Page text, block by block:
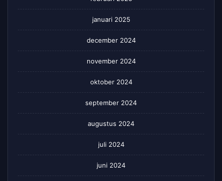
januari 2025
december 2024
november 2024
oktober 2024
september 2024
augustus 2024
juli 2024
juni 2024